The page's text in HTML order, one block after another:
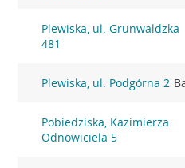
Plewiska, ul. Grunwaldzka
481
Plewiska, ul. Podgórna 2
Pobiedziska, Kazimierza
Odnowiciela 5